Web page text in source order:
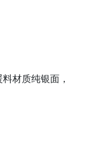
材质纯银面，